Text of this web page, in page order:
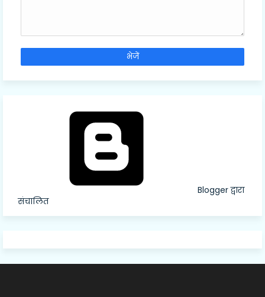
Blogger द्वारा
संचालित